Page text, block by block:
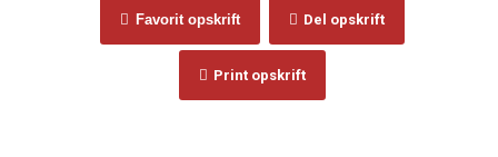
Favorit opskrift Del opskrift
Print opskrift